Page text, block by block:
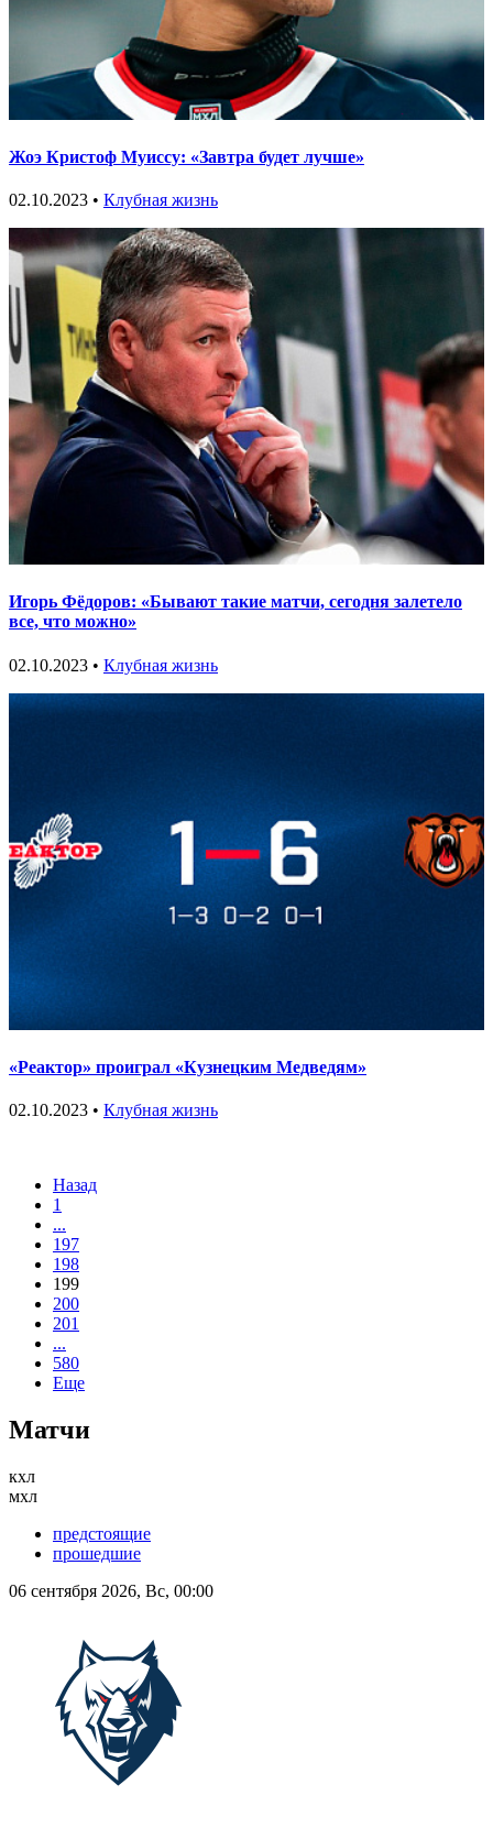
Жоэ Кристоф Муиссу: «Завтра будет лучше»
02.10.2023 • Клубная жизнь
Игорь Фёдоров: «Бывают такие матчи, сегодня залетело
все, что можно»
02.10.2023 • Клубная жизнь
«Реактор» проиграл «Кузнецким Медведям»
02.10.2023 • Клубная жизнь
Назад
1
...
197
198
199
200
201
...
580
Еще
Матчи
кхл
мхл
предстоящие
прошедшие
06 сентября 2026, Вс, 00:00